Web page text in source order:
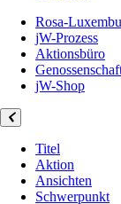
Rosa-
jW-Prozess
Aktionsbüro
jW-Shop
Titel
Aktion
Ansichten
Schwerpunkt